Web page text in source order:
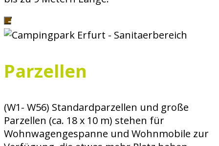
Parzellen
(W1- W56) Standardparzellen und große
Parzellen (ca. 18 x 10 m) stehen für
Wohnwagengespanne und Wohnmobile zur